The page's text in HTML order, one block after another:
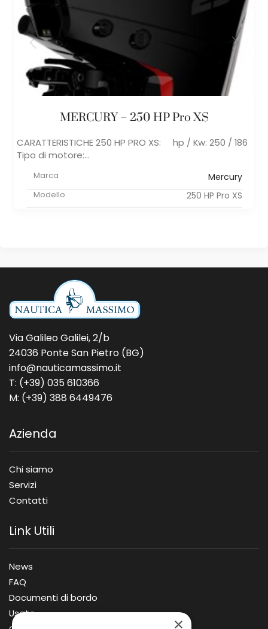
MERCURY – 250 HP Pro XS
CARATTERISTICHE 250 HP PRO XS: hp / Kw: 250 / 186
Tipo di motore:...
Marca Mercury
Modello 250 HP Pro XS
Via Galileo Galilei, 2/b
24036 Ponte San Pietro (BG)
info@nauticamassimo.it
T: (+39) 035 610366
M: (+39) 388 6449476
Azienda
Chi siamo
Servizi
Contatti
Link Utili
News
FAQ
Documenti di bordo
Usato
×